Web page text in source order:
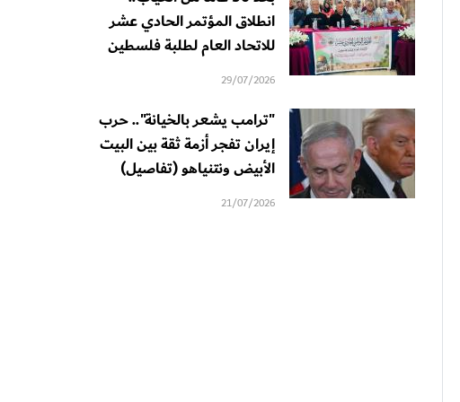
انطلاق المؤتمر الحادي عشر
للاتحاد العام لطلبة فلسطين
29/07/2026
"ترامب يشعر بالخيانة".. حرب
إيران تفجر أزمة ثقة بين البيت
الأبيض ونتنياهو (تفاصيل)
21/07/2026